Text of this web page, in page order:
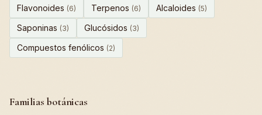
Flavonoides (6) Terpenos (6) Alcaloides (5)
Saponinas (3) Glucósidos (3)
Compuestos fenólicos (2)
Familias botánicas